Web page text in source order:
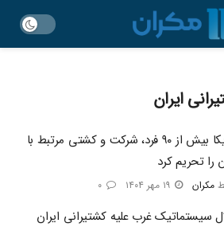
ایران
آمریکا بیش از ۹۰ فرد، شرکت و کشتی مرتبط با
را تحریم کرد
مکران
سیستماتیک غرب علیه کشتیرانی ایران